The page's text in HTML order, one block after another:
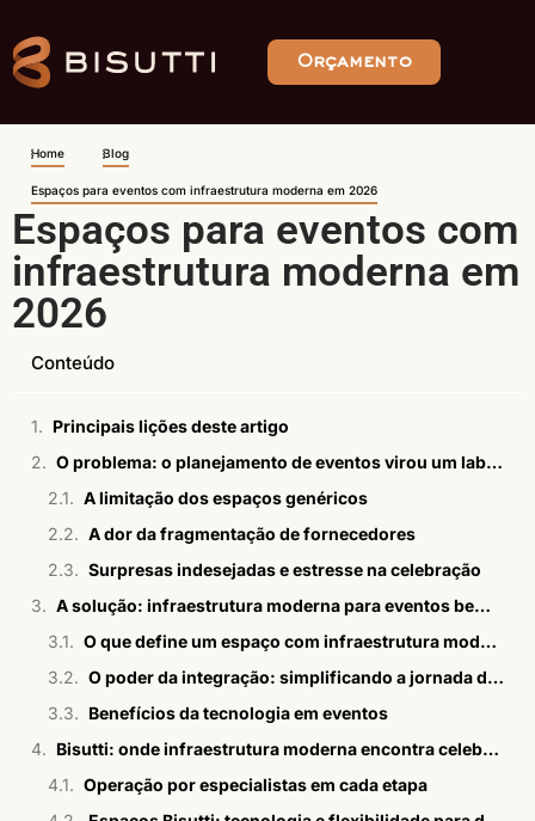
Orçamento
Home Blog
Espaços para eventos com infraestrutura moderna em 2026
Espaços para eventos com
infraestrutura moderna em
2026
Conteúdo
Principais lições deste artigo
O problema: o planejamento de eventos virou um labirinto de frustrações
A limitação dos espaços genéricos
A dor da fragmentação de fornecedores
Surpresas indesejadas e estresse na celebração
A solução: infraestrutura moderna para eventos bem planejados
O que define um espaço com infraestrutura moderna?
O poder da integração: simplificando a jornada do evento
Benefícios da tecnologia em eventos
Bisutti: onde infraestrutura moderna encontra celebração bem organizada
Operação por especialistas em cada etapa